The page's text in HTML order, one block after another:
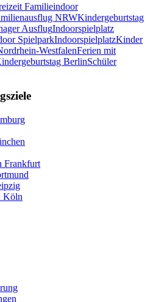
Familieindoor
NRWKindergeburtstag
AusflugIndoorspielplatz
SpielparkIndoorspielplatzKinder
WestfalenFerien mit
BerlinSchüler
Frankfurt
Köln